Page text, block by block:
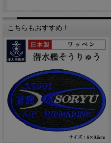
こちらもおすすめ！